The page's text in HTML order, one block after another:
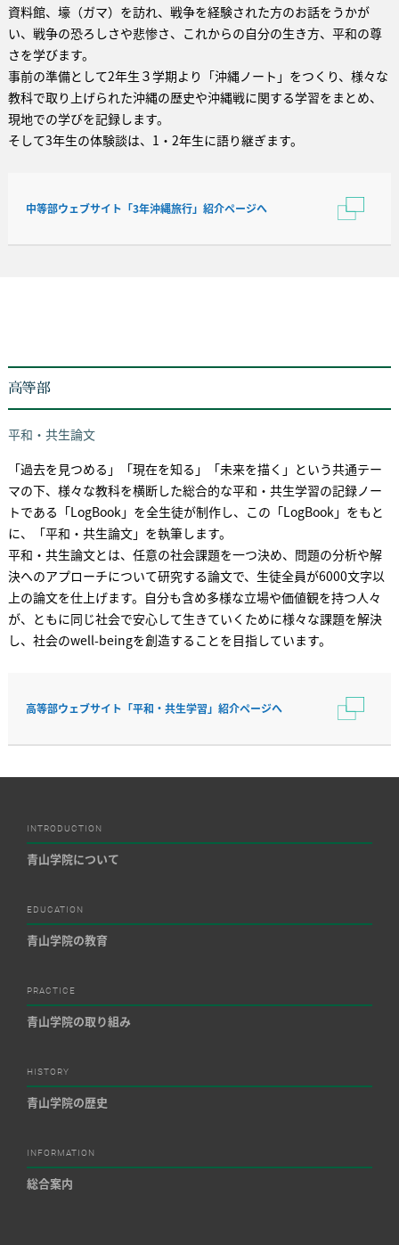
資料館、壕（ガマ）を訪れ、戦争を経験された方のお話をうかが
い、戦争の恐ろしさや悲惨さ、これからの自分の生き方、平和の尊
さを学びます。
事前の準備として2年生３学期より「沖縄ノート」をつくり、様々な
教科で取り上げられた沖縄の歴史や沖縄戦に関する学習をまとめ、
現地での学びを記録します。
そして3年生の体験談は、1・2年生に語り継ぎます。
中等部ウェブサイト「3年沖縄旅行」紹介ページへ
高等部
平和・共生論文
「過去を見つめる」「現在を知る」「未来を描く」という共通テー
マの下、様々な教科を横断した総合的な平和・共生学習の記録ノー
トである「LogBook」を全生徒が制作し、この「LogBook」をもと
に、「平和・共生論文」を執筆します。
平和・共生論文とは、任意の社会課題を一つ決め、問題の分析や解
決へのアプローチについて研究する論文で、生徒全員が6000文字以
上の論文を仕上げます。自分も含め多様な立場や価値観を持つ人々
が、ともに同じ社会で安心して生きていくために様々な課題を解決
し、社会のwell-beingを創造することを目指しています。
高等部ウェブサイト「平和・共生学習」紹介ページへ
INTRODUCTION
青山学院について
EDUCATION
青山学院の教育
PRACTICE
青山学院の取り組み
HISTORY
青山学院の歴史
INFORMATION
総合案内